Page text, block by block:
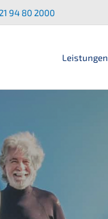
94 80 2000
Leistun­gen